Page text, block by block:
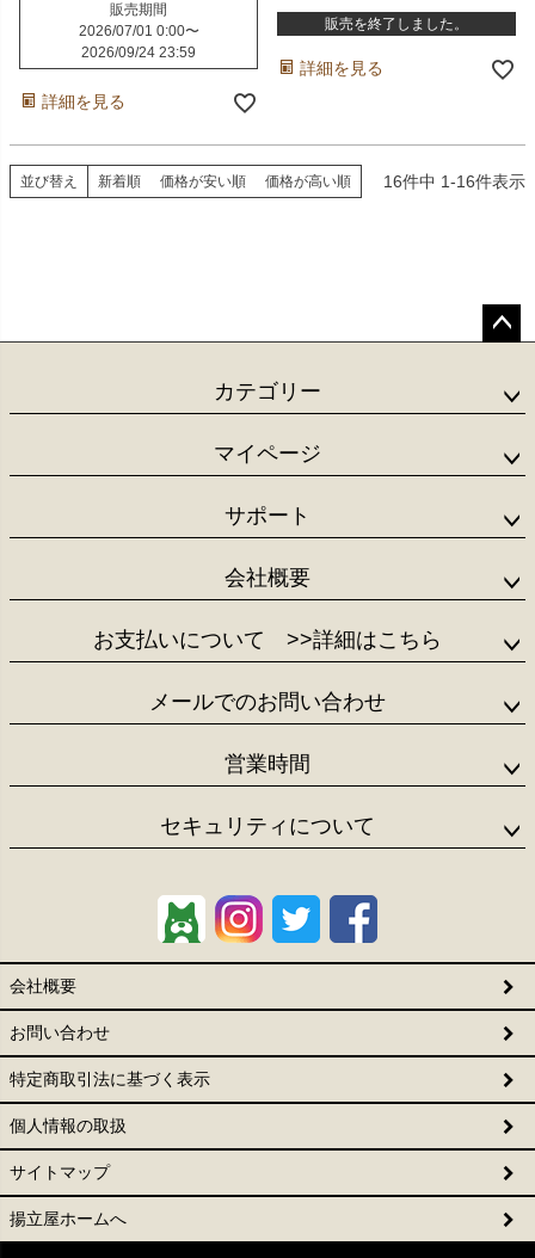
販売期間
2026/07/01 0:00〜
2026/09/24 23:59
詳細を見る
販売を終了しました。
詳細を見る
並び替え 新着順 価格が安い順 価格が高い順 16件中 1-16件表示
ップ
カテゴリー
マイページ
サポート
会社概要
お支払いについて >>詳細はこちら
メールでのお問い合わせ
営業時間
セキュリティについて
会社概要
お問い合わせ
特定商取引法に基づく表示
個人情報の取扱
サイトマップ
揚立屋ホームへ